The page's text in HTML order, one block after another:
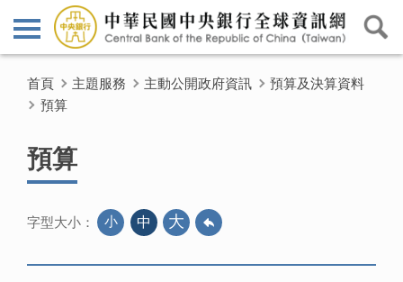
首頁 主題服務 主動公開政府資訊
預算及決算資料
預算
預算
字型大小： 小 中 大